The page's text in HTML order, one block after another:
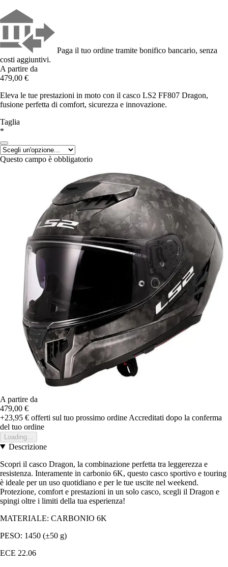
Paga il tuo ordine tramite bonifico bancario, senza
costi aggiuntivi.
A partire da
479,00 €
Eleva le tue prestazioni in moto con il casco LS2 FF807 Dragon,
fusione perfetta di comfort, sicurezza e innovazione.
Taglia
*
Questo campo è obbligatorio
A partire da
479,00 €
+23,95 € offerti sul tuo prossimo ordine Accreditati dopo la conferma
del tuo ordine
Loading...
Descrizione
Scopri il casco Dragon, la combinazione perfetta tra leggerezza e
resistenza. Interamente in carbonio 6K, questo casco sportivo e touring
è ideale per un uso quotidiano e per le tue uscite nel weekend.
Protezione, comfort e prestazioni in un solo casco, scegli il Dragon e
spingi oltre i limiti della tua esperienza!
MATERIALE: CARBONIO 6K
PESO: 1450 (±50 g)
ECE 22.06